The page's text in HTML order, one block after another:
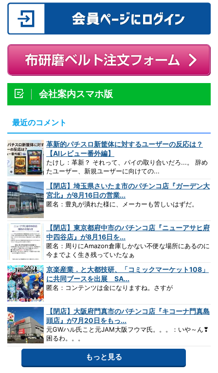
会社案内スマホ版
最近のコメント
革新的パチスロ新筐体に対するユーザーの反応は？
【AIレビュー番外編】
たけし：革新？ それって、パイの取り合いだろ...。 辞め
たユーザー、新規ユーザーに向けての...
【閉店】埼玉県さいたま市のパチンコ店『ガーデン大
宮北』が8月16日の営業...
匿名：豊丸が潰れた様に、メーカーも苦しいはずだ。
【閉店】東京都府中市のパチンコ店『ニューアサヒ府
中四谷店』が8月16日を...
匿名：周りにAmazon倉庫しかない不便な場所にあるのに
今までよく生き残っていたなぁ
京楽産業．と大都技研、「コミックマーケット108」
に共同ブースを出展 SA...
匿名：コンテンツは金になりますね。さすが
【閉店】大阪府門真市のパチンコ店『キコーナ門真島
頭店』が7月20日をもっ...
元GWハル氏こと元JAM大阪フウマ氏。。。：いや～ん❣
困るわ。。。
もっと見る